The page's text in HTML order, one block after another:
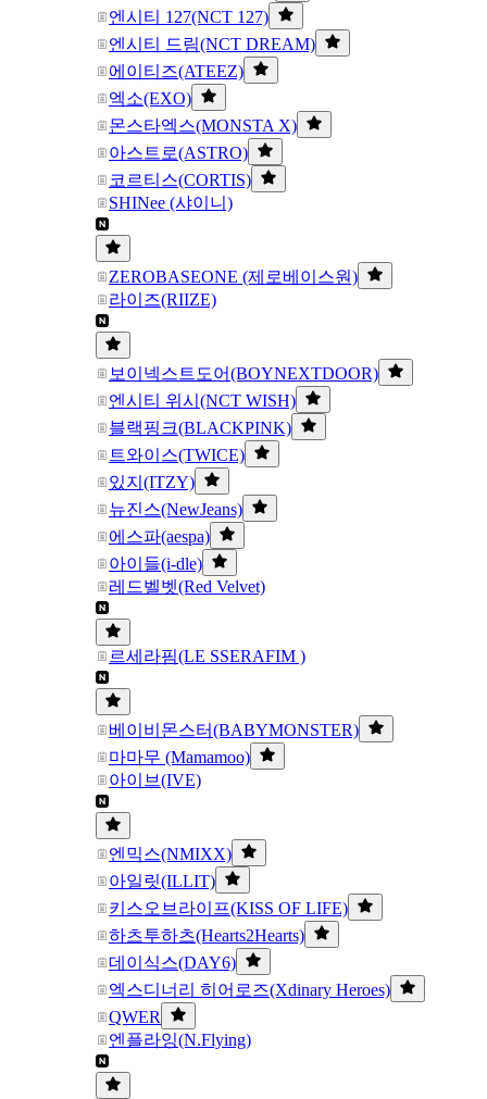
엔시티 127(NCT 127)
엔시티 드림(NCT DREAM)
에이티즈(ATEEZ)
엑소(EXO)
몬스타엑스(MONSTA X)
아스트로(ASTRO)
코르티스(CORTIS)
SHINee (샤이니)
ZEROBASEONE (제로베이스원)
라이즈(RIIZE)
보이넥스트도어(BOYNEXTDOOR)
엔시티 위시(NCT WISH)
블랙핑크(BLACKPINK)
트와이스(TWICE)
있지(ITZY)
뉴진스(NewJeans)
에스파(aespa)
아이들(i-dle)
레드벨벳(Red Velvet)
르세라핌(LE SSERAFIM )
베이비몬스터(BABYMONSTER)
마마무 (Mamamoo)
아이브(IVE)
엔믹스(NMIXX)
아일릿(ILLIT)
키스오브라이프(KISS OF LIFE)
하츠투하츠(Hearts2Hearts)
데이식스(DAY6)
엑스디너리 히어로즈(Xdinary Heroes)
QWER
엔플라잉(N.Flying)